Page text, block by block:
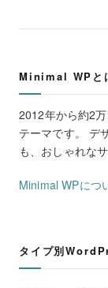
Minimal WPと
2012年から約2
テーマです。 デ
も、おしゃれな
Minimal WPにつ
タイプ別